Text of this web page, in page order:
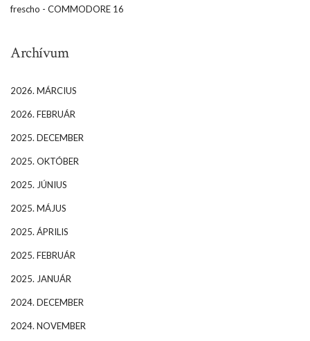
frescho - COMMODORE 16
Archívum
2026. MÁRCIUS
2026. FEBRUÁR
2025. DECEMBER
2025. OKTÓBER
2025. JÚNIUS
2025. MÁJUS
2025. ÁPRILIS
2025. FEBRUÁR
2025. JANUÁR
2024. DECEMBER
2024. NOVEMBER